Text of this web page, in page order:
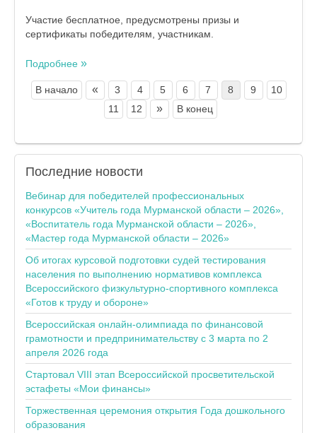
Участие бесплатное, предусмотрены призы и
сертификаты победителям, участникам.
Подробнее
В начало « 3 4 5 6 7 8 9
10
11
12 » В конец
Последние новости
Вебинар для победителей профессиональных
конкурсов «Учитель года Мурманской области – 2026»,
«Воспитатель года Мурманской области – 2026»,
«Мастер года Мурманской области – 2026»
Об итогах курсовой подготовки судей тестирования
населения по выполнению нормативов комплекса
Всероссийского физкультурно-спортивного комплекса
«Готов к труду и обороне»
Всероссийская онлайн-олимпиада по финансовой
грамотности и предпринимательству с 3 марта по 2
апреля 2026 года
Стартовал VIII этап Всероссийской просветительской
эстафеты «Мои финансы»
Торжественная церемония открытия Года дошкольного
образования